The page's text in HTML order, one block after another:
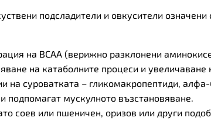
подсладители и овкусители
на BCAA (верижно разклонени
на катаболните процеси и увеличаване
на суроватката – гликомакропептиди,
подпомагат мускулното възстановяване.
соев или пшеничен, оризов или други